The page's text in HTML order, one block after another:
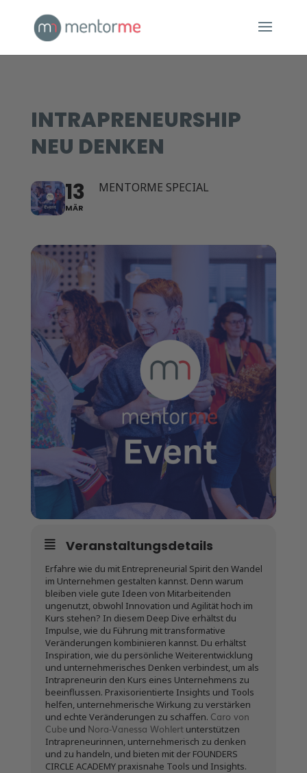
INTRAPRENEURSHIP
NEU DENKEN
13
MÄR
MENTORME SPECIAL
Veranstaltungsdetails
Erfahre wie du mit Entrepreneurial Spirit den Wandel
im Unternehmen gestalten kannst. Denn warum
bleiben viele gute Ideen von Mitarbeitenden
ungenutzt, obwohl Innovation und Agilität hoch im
Kurs stehen? In diesem Deep Dive erhältst du
Impulse, wie du Führung mit transformative
Veränderungen kombinieren kannst. Du erhältst
Inspiration, wie du persönliche Weiterentwicklung
und unternehmerisches Denken verbindest, um als
Intrapreneurin den Kurs eines Unternehmens zu
beeinflussen. Praxisorientierte Insights und Tools
helfen, unternehmerische Wirkung zu verstärken
und echte Veränderungen zu schaffen. Caro von
Cubeund Nora-Vanessa Wohlertunterstützen
Intrapreneurinnen, unternehmerisch zu denken
und zu handeln, und bieten mit der FOUNDERS
CIRCLE ACADEMY praxisnahe Tools und Insights.